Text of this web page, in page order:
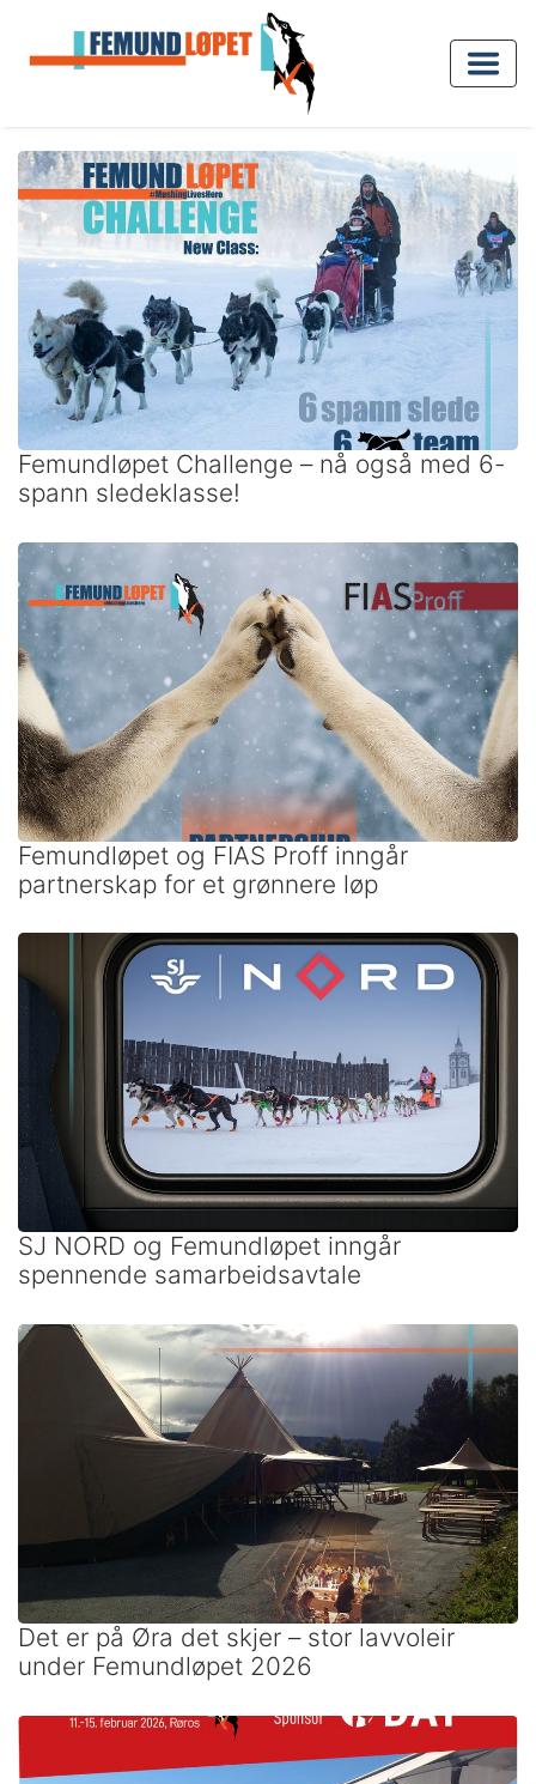
Femundløpet Challenge – nå også med 6-
spann sledeklasse!
Femundløpet og FIAS Proff inngår
partnerskap for et grønnere løp
SJ NORD og Femundløpet inngår
spennende samarbeidsavtale
Det er på Øra det skjer – stor lavvoleir
under Femundløpet 2026